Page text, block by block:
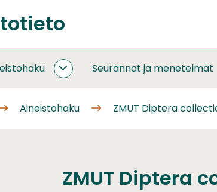
AINEISTOHAKU
Seurannat ja menetelmät
Aineistohaku ZMUT Diptera
ZMUT Diptera